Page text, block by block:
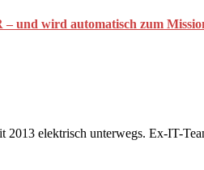
wird automatisch zum
2013 elektrisch unterwegs. Ex-IT-